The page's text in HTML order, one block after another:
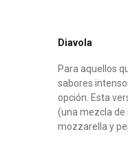
Diavola
Para aquellos
sabores
opción. Esta
(una mezcla de
mozzarella y